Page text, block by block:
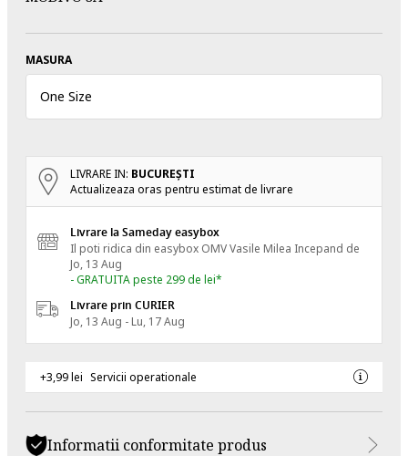
MASURA
One Size
LIVRARE IN: BUCUREŞTI
Actualizeaza oras pentru estimat de livrare
Livrare la Sameday easybox
Il poti ridica din easybox OMV Vasile Milea Incepand de
Jo, 13 Aug
- GRATUITA peste 299 de lei*
Livrare prin CURIER
Jo, 13 Aug - Lu, 17 Aug
+3,99 lei Servicii operationale
Informatii conformitate produs